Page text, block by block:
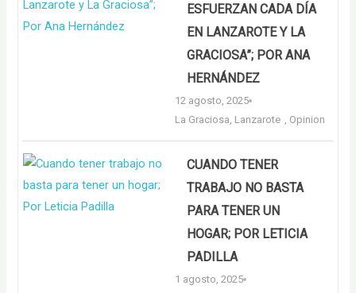
ESFUERZAN CADA DÍA
EN LANZAROTE Y LA
GRACIOSA”; POR ANA
HERNÁNDEZ
12 agosto, 2025
La Graciosa Lanzarote Opinion
CUANDO TENER
TRABAJO NO BASTA
PARA TENER UN
HOGAR; POR LETICIA
PADILLA
1 agosto, 2025